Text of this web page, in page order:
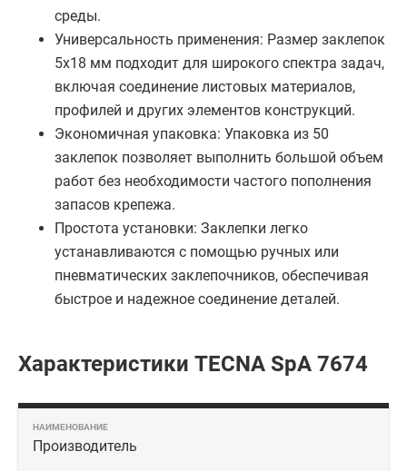
среды.
Универсальность применения: Размер заклепок
5х18 мм подходит для широкого спектра задач,
включая соединение листовых материалов,
профилей и других элементов конструкций.
Экономичная упаковка: Упаковка из 50
заклепок позволяет выполнить большой объем
работ без необходимости частого пополнения
запасов крепежа.
Простота установки: Заклепки легко
устанавливаются с помощью ручных или
пневматических заклепочников, обеспечивая
быстрое и надежное соединение деталей.
Характеристики TECNA SpA 7674
Производитель